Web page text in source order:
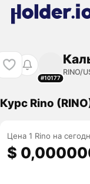
#10177
RINO/
Курс Rino
Цена 1 Rino на
$